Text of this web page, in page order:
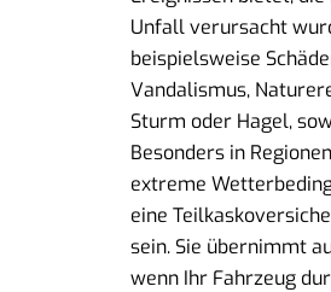
Unfall verursacht
beispielsweise
Vandalismus,
Sturm oder Hagel,
Besonders in
extreme
eine
sein. Sie übernimmt
wenn Ihr Fahrzeug